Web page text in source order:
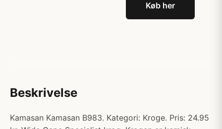
Køb her
Beskrivelse
Kamasan Kamasan B983. Kategori: Kroge. Pris: 24.95